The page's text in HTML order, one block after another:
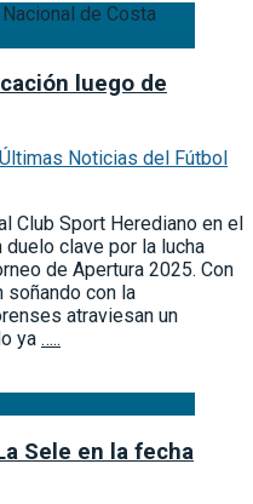
de Costa
luego de
Últimas Noticias del Fútbol
Club Sport Herediano en el
duelo clave por la lucha
de Apertura 2025. Con
con la
atraviesan un
ya …..
Sele en la fecha